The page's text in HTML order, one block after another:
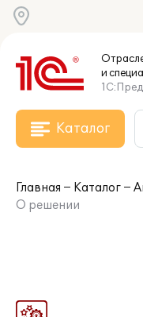
и
Каталог
Главная Каталог
О решении